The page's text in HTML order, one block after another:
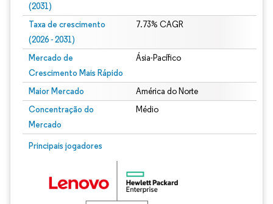
(2031)
Taxa de crescimento
(2026 - 2031)
7.73% CAGR
Mercado de
Crescimento Mais Rápido
Ásia-Pacífico
Maior Mercado América do Norte
Concentração do
Mercado
Médio
Principais jogadores
Imagem © Mordor Intelligence. O reuso requer atribuição conforme CC BY 4.0.